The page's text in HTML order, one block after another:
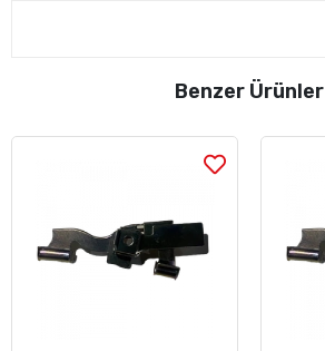
Benzer Ürünler